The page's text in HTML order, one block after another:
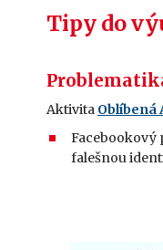
Tipy do
Aktivita Oblíbená
Facebookový
falešnou